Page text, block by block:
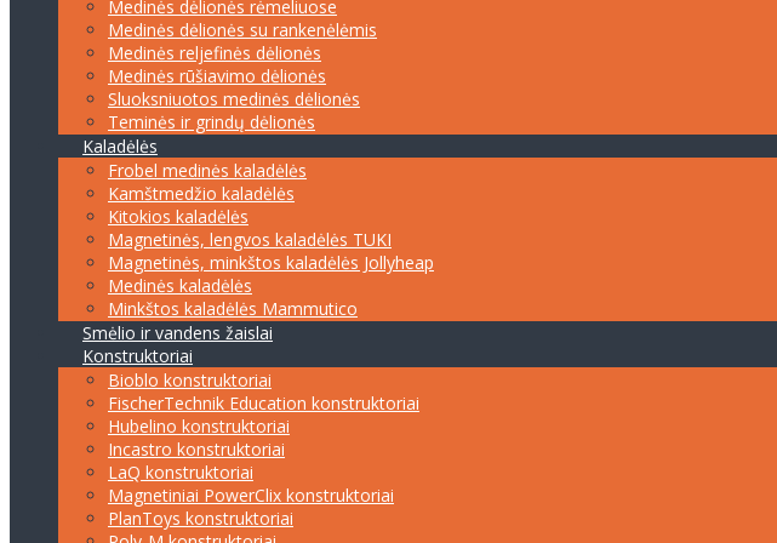
Medinės dėlionės rėmeliuose
Medinės dėlionės su rankenėlėmis
Medinės reljefinės dėlionės
Medinės rūšiavimo dėlionės
Sluoksniuotos medinės dėlionės
Teminės ir grindų dėlionės
Kaladėlės
Frobel medinės kaladėlės
Kamštmedžio kaladėlės
Kitokios kaladėlės
Magnetinės, lengvos kaladėlės TUKI
Magnetinės, minkštos kaladėlės Jollyheap
Medinės kaladėlės
Minkštos kaladėlės Mammutico
Smėlio ir vandens žaislai
Konstruktoriai
Bioblo konstruktoriai
FischerTechnik Education konstruktoriai
Hubelino konstruktoriai
Incastro konstruktoriai
LaQ konstruktoriai
Magnetiniai PowerClix konstruktoriai
PlanToys konstruktoriai